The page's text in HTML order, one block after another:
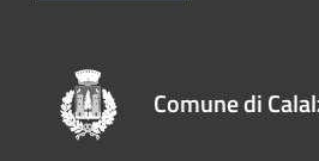
Comune di